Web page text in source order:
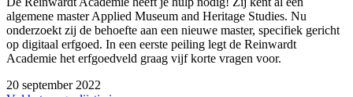
algemene master Applied Museum and Heritage Studies. Nu
onderzoekt zij de behoefte aan een nieuwe master, specifiek gericht
op digitaal erfgoed. In een eerste peiling legt de Reinwardt
Academie het erfgoedveld graag vijf korte vragen voor.
20 september 2022